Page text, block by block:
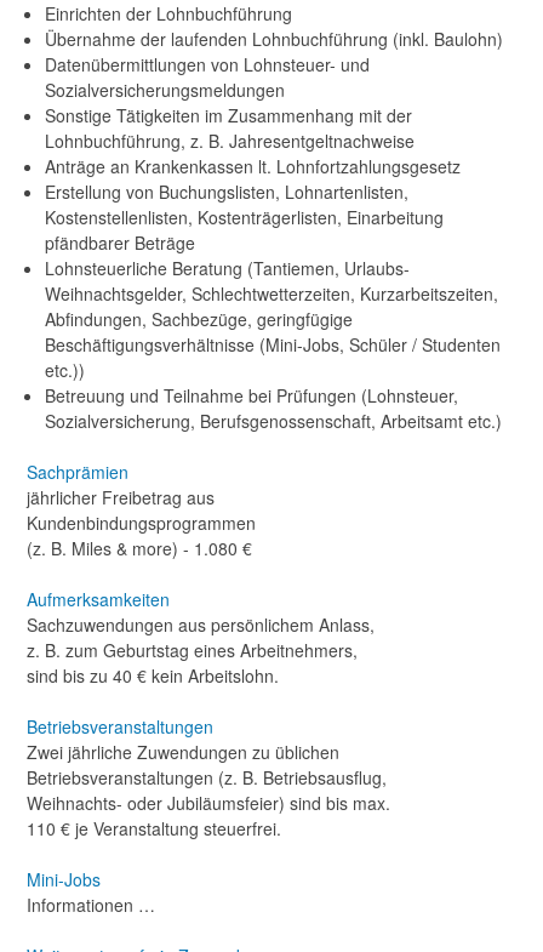
Einrichten der Lohnbuchführung
Übernahme der laufenden Lohnbuchführung (inkl. Baulohn)
Datenübermittlungen von Lohnsteuer- und
Sozialversicherungsmeldungen
Sonstige Tätigkeiten im Zusammenhang mit der
Lohnbuchführung, z. B. Jahresentgeltnachweise
Anträge an Krankenkassen lt. Lohnfortzahlungsgesetz
Erstellung von Buchungslisten, Lohnartenlisten,
Kostenstellenlisten, Kostenträgerlisten, Einarbeitung
pfändbarer Beträge
Lohnsteuerliche Beratung (Tantiemen, Urlaubs-
Weihnachtsgelder, Schlechtwetterzeiten, Kurzarbeitszeiten,
Abfindungen, Sachbezüge, geringfügige
Beschäftigungsverhältnisse (Mini-Jobs, Schüler / Studenten
etc.))
Betreuung und Teilnahme bei Prüfungen (Lohnsteuer,
Sozialversicherung, Berufsgenossenschaft, Arbeitsamt etc.)
Sachprämien
jährlicher Freibetrag aus
Kundenbindungsprogrammen
(z. B. Miles & more) - 1.080 €
Aufmerksamkeiten
Sachzuwendungen aus persönlichem Anlass,
z. B. zum Geburtstag eines Arbeitnehmers,
sind bis zu 40 € kein Arbeitslohn.
Betriebsveranstaltungen
Zwei jährliche Zuwendungen zu üblichen
Betriebsveranstaltungen (z. B. Betriebsausflug,
Weihnachts- oder Jubiläumsfeier) sind bis max.
110 € je Veranstaltung steuerfrei.
Mini-Jobs
Informationen …